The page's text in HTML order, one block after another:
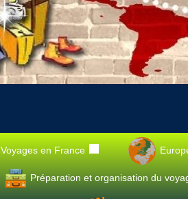
Voyages en France
Préparation et organisation du